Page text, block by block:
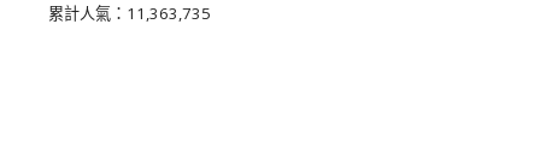
累計人氣： 11,363,735